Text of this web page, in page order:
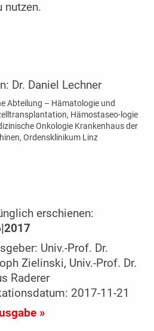
nutzen.
Dr. Daniel Lechner
Abteilung – Hämatologie und
Hämostaseo-logie
Onkologie Krankenhaus der
Ordensklinikum Linz
erschienen:
Univ.-Prof. Dr.
Zielinski, Univ.-Prof. Dr.
Raderer
2017-11-21
»